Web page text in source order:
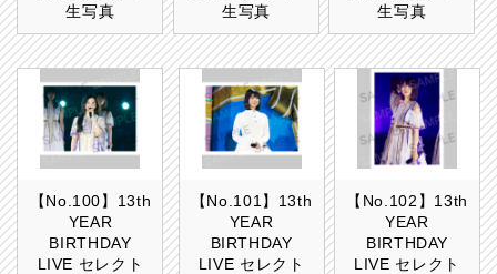
生写真
生写真
生写真
【No.100】13th
YEAR
BIRTHDAY
LIVE セレクト
【No.101】13th
YEAR
BIRTHDAY
LIVE セレクト
【No.102】13th
YEAR
BIRTHDAY
LIVE セレクト